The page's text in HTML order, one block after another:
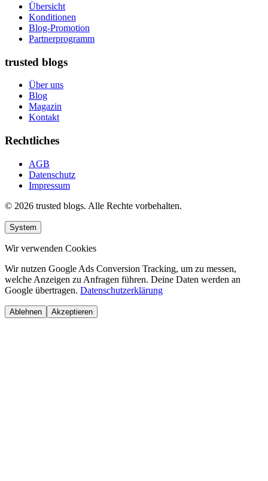
Übersicht
Konditionen
Blog-Promotion
Partnerprogramm
trusted blogs
Über uns
Blog
Magazin
Kontakt
Rechtliches
AGB
Datenschutz
Impressum
© 2026 trusted blogs. Alle Rechte vorbehalten.
System
Wir verwenden Cookies
Wir nutzen Google Ads Conversion Tracking, um zu messen,
welche Anzeigen zu Anfragen führen. Deine Daten werden an
Google übertragen. Datenschutzerklärung
Ablehnen Akzeptieren